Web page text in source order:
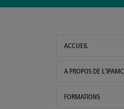
ACCUEIL
A PROPOS DE L'IPAMC
FORMATIONS